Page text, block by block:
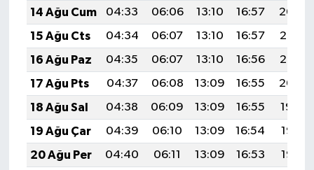
14 Ağu Cum
04:33 06:06 13:10 16:57
20:04
15 Ağu Cts
04:34 06:07 13:10 16:57
20:03
16 Ağu Paz
04:35 06:07 13:10 16:56
20:02
17 Ağu Pts
04:37 06:08 13:09 16:55
20:00
18 Ağu Sal
04:38 06:09 13:09 16:55
19:59
19 Ağu Çar
04:39 06:10 13:09 16:54
19:58
20 Ağu Per
04:40 06:11 13:09 16:53
19:56